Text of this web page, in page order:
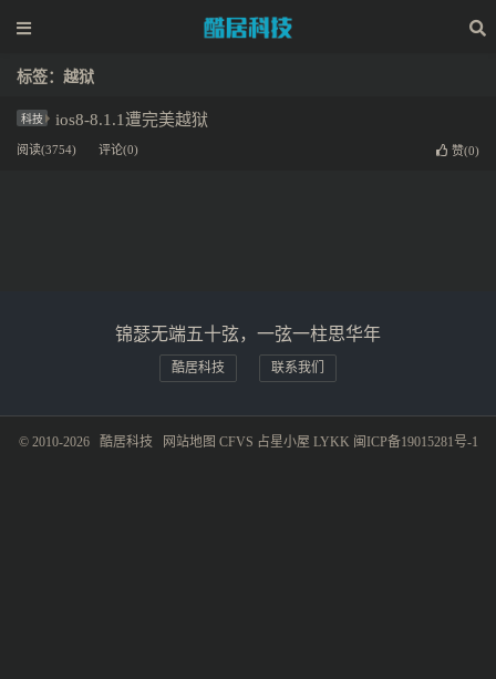
标签：越狱
科技 ios8-8.1.1遭完美越狱
阅读(3754) 评论(0) 赞(0)
锦瑟无端五十弦，一弦一柱思华年
酷居科技 联系我们
© 2010-2026 酷居科技 网站地图 CFVS 占星小屋 LYKK 闽ICP备19015281号-1